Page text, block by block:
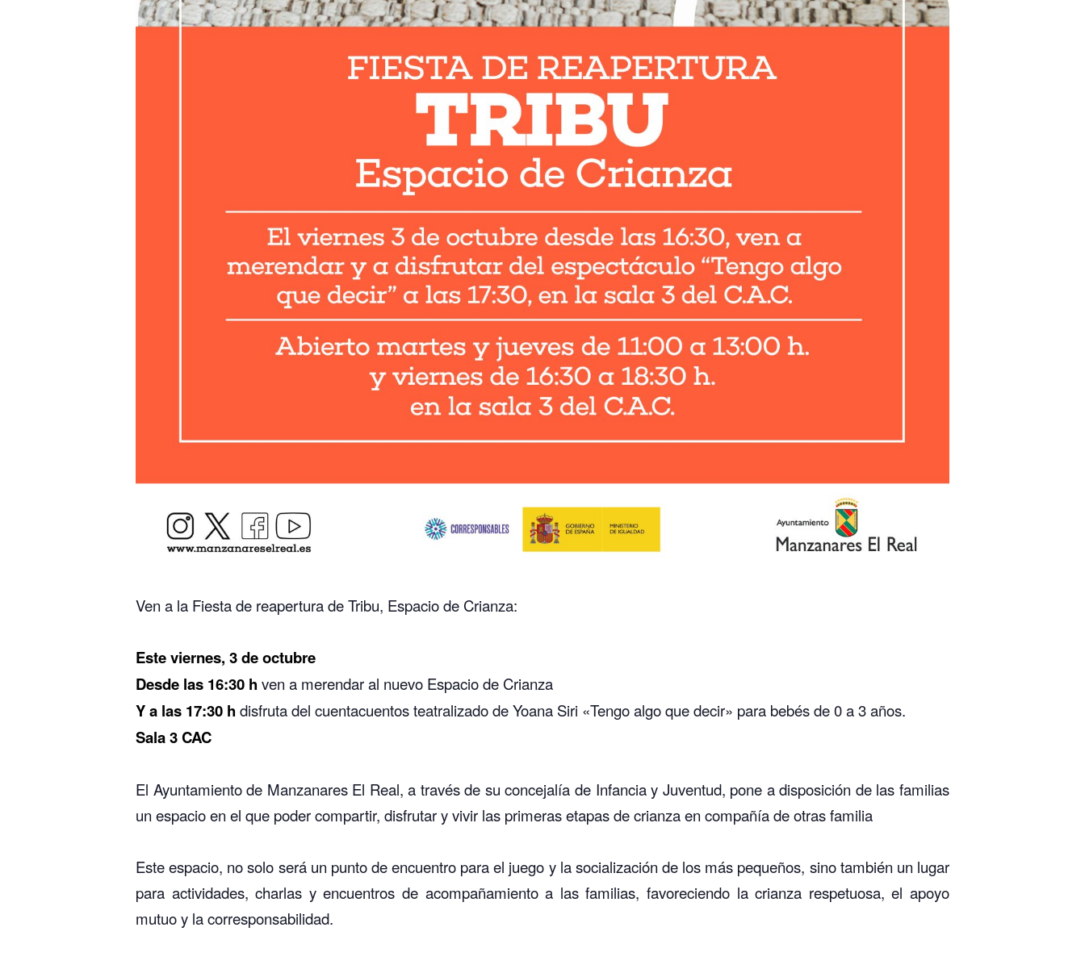
Ven a la Fiesta de reapertura de Tribu, Espacio de Crianza:
Este viernes, 3 de octubre
Desde las 16:30 h ven a merendar al nuevo Espacio de Crianza
Y a las 17:30 h disfruta del cuentacuentos teatralizado de Yoana Siri «Tengo algo que decir» para bebés de 0 a 3 años.
Sala 3 CAC
El Ayuntamiento de Manzanares El Real, a través de su concejalía de Infancia y Juventud, pone a disposición de las familias
un espacio en el que poder compartir, disfrutar y vivir las primeras etapas de crianza en compañía de otras familia
Este espacio, no solo será un punto de encuentro para el juego y la socialización de los más pequeños, sino también un lugar
para actividades, charlas y encuentros de acompañamiento a las familias, favoreciendo la crianza respetuosa, el apoyo
mutuo y la corresponsabilidad.